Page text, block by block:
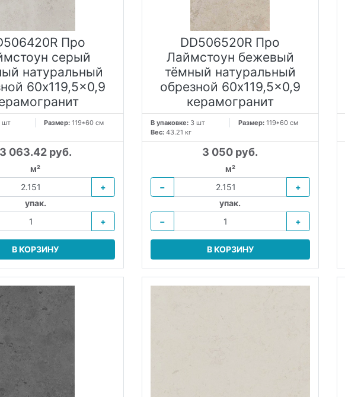
Про
серый
натуральный
60x119,5x0,9
Размер: 119*60 см
063.42 руб.
м²
+
упак.
+
В КОРЗИНУ
DD506520R Про
Лаймстоун бежевый
тёмный натуральный
обрезной 60x119,5x0,9
керамогранит
В упаковке: 3 шт Размер:119*60 см
Вес: 43.21 кг
3 050 руб.
м²
−
+
упак.
−
+
В КОРЗИНУ